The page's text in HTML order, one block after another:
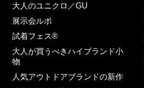
大人のユニクロ／GU
展示会ルポ
試着フェス®︎
大人が買うべきハイブランド小
物
人気アウトドアブランドの新作